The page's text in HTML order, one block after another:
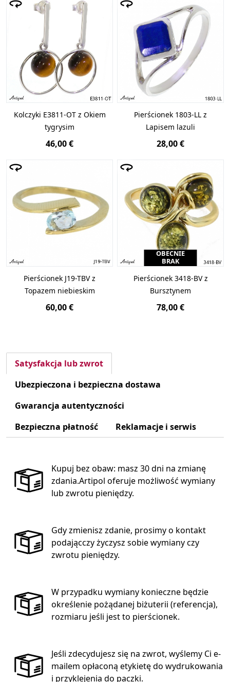
Kolczyki E3811-OT z Okiem
tygrysim
46,00 €
Pierścionek 1803-LL z
Lapisem lazuli
28,00 €
Pierścionek J19-TBV z
Topazem niebieskim
60,00 €
OBECNIE
BRAK
Pierścionek 3418-BV z
Bursztynem
78,00 €
Satysfakcja lub zwrot
Ubezpieczona i bezpieczna dostawa
Gwarancja autentyczności
Bezpieczna płatność
Reklamacje i serwis
Kupuj bez obaw: masz 30 dni na zmianę
zdania.Artipol oferuje możliwość wymiany
lub zwrotu pieniędzy.
Gdy zmienisz zdanie, prosimy o kontakt
podającczy życzysz sobie wymiany czy
zwrotu pieniędzy.
W przypadku wymiany konieczne będzie
określenie pożądanej biżuterii (referencja),
rozmiaru jeśli jest to pierścionek.
Jeśli zdecydujesz się na zwrot, wyślemy Ci e-
mailem opłaconą etykietę do wydrukowania
i przyklejenia do paczki.